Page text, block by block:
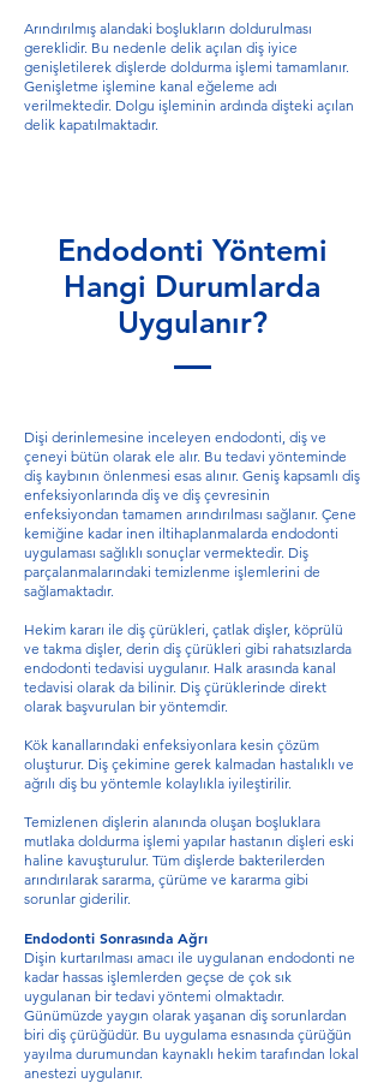
Arındırılmış alandaki boşlukların doldurulması
gereklidir. Bu nedenle delik açılan diş iyice
genişletilerek dişlerde doldurma işlemi tamamlanır.
Genişletme işlemine kanal eğeleme adı
verilmektedir. Dolgu işleminin ardında dişteki açılan
delik kapatılmaktadır.
Endodonti Yöntemi
Hangi Durumlarda
Uygulanır?
Dişi derinlemesine inceleyen endodonti, diş ve
çeneyi bütün olarak ele alır. Bu tedavi yönteminde
diş kaybının önlenmesi esas alınır. Geniş kapsamlı diş
enfeksiyonlarında diş ve diş çevresinin
enfeksiyondan tamamen arındırılması sağlanır. Çene
kemiğine kadar inen iltihaplanmalarda endodonti
uygulaması sağlıklı sonuçlar vermektedir. Diş
parçalanmalarındaki temizlenme işlemlerini de
sağlamaktadır.
Hekim kararı ile diş çürükleri, çatlak dişler, köprülü
ve takma dişler, derin diş çürükleri gibi rahatsızlarda
endodonti tedavisi uygulanır. Halk arasında kanal
tedavisi olarak da bilinir. Diş çürüklerinde direkt
olarak başvurulan bir yöntemdir.
Kök kanallarındaki enfeksiyonlara kesin çözüm
oluşturur. Diş çekimine gerek kalmadan hastalıklı ve
ağrılı diş bu yöntemle kolaylıkla iyileştirilir.
Temizlenen dişlerin alanında oluşan boşluklara
mutlaka doldurma işlemi yapılar hastanın dişleri eski
haline kavuşturulur. Tüm dişlerde bakterilerden
arındırılarak sararma, çürüme ve kararma gibi
sorunlar giderilir.
Endodonti Sonrasında Ağrı
Dişin kurtarılması amacı ile uygulanan endodonti ne
kadar hassas işlemlerden geçse de çok sık
uygulanan bir tedavi yöntemi olmaktadır.
Günümüzde yaygın olarak yaşanan diş sorunlardan
biri diş çürüğüdür. Bu uygulama esnasında çürüğün
yayılma durumundan kaynaklı hekim tarafından lokal
anestezi uygulanır.